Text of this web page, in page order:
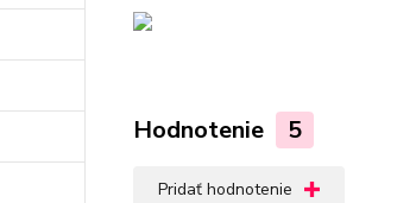
Hodnotenie 5
Pridať hodnotenie